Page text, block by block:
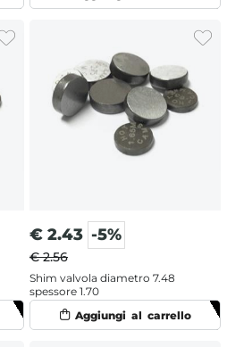
€ 2.43 -5%
€ 2.56
Shim valvola diametro 7.48
spessore 1.70